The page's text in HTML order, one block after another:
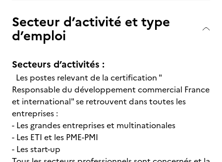
Secteur d’activité et type
d’emploi
Secteurs d’activités :
Les postes relevant de la certification "
Responsable du développement commercial France
et international" se retrouvent dans toutes les
entreprises :
- Les grandes entreprises et multinationales
- Les ETI et les PME-PMI
- Les start-up